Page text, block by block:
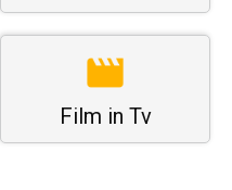
Film in Tv